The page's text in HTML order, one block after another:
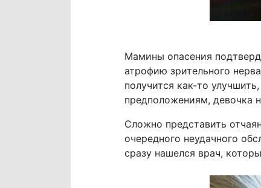
Мамины опасения
атрофию зрительного
получится как-то
предположениям, девочка
Сложно представить
очередного неудачного
сразу нашелся врач,